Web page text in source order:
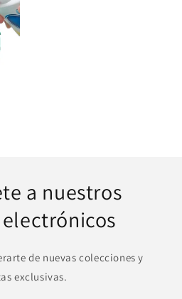
a nuestros
de nuevas colecciones y
exclusivas.